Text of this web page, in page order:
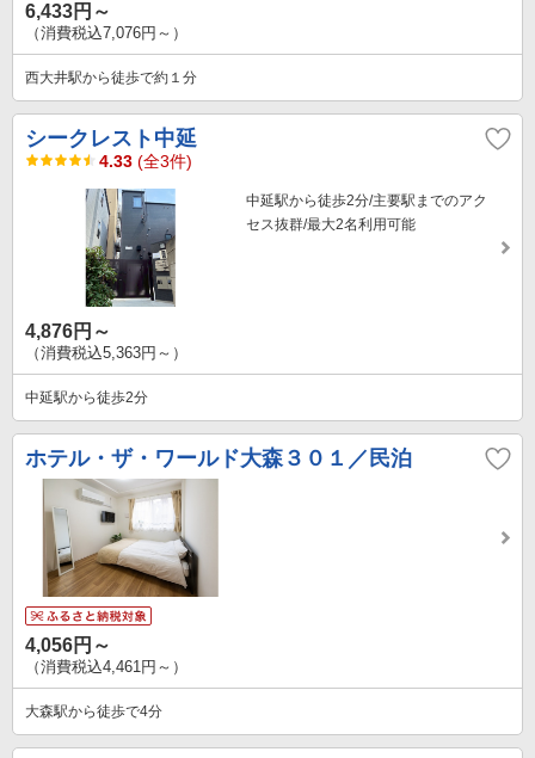
6,433円～
（消費税込7,076円～）
西大井駅から徒歩で約１分
シークレスト中延
4.33 (全3件)
中延駅から徒歩2分/主要駅までのアク
セス抜群/最大2名利用可能
4,876円～
（消費税込5,363円～）
中延駅から徒歩2分
ホテル・ザ・ワールド大森３０１／民泊
4,056円～
（消費税込4,461円～）
大森駅から徒歩で4分